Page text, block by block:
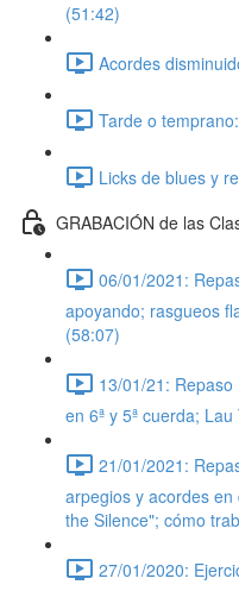
(51:42)
Acordes
Tarde o
Licks de blues y
GRABACIÓN de las
06/01/2021:
apoyando; rasgueos
(58:07)
13/01/21:
en 6ª y 5ª cuerda;
21/01/2021:
arpegios y acordes
the Silence"; cómo
27/01/2020: